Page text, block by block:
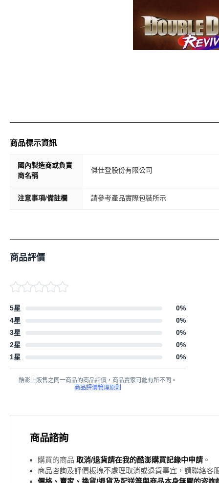
商品標示資訊
國內製造商或負責
商名稱
傑仕登股份有限公司
注意事項/備註欄 請參考產品實際包裝所示
商品評價
5星 0%
4星
0%
3星
0%
2星
0%
1星
0%
酷澎上販售之同一商品的商品評價，商品賣家可能有所不同。
商品評價管理原則
商品諮詢
購買的商品 取消/退貨請在我的酷澎購買記錄中申請 。
商品咨詢及評價板塊不處理取消或退貨事宜，請聯絡客
價格、賣家、換貨/退貨及配送等與商品本身無關的咨詢